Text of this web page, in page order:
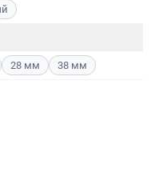
28 мм 38 мм